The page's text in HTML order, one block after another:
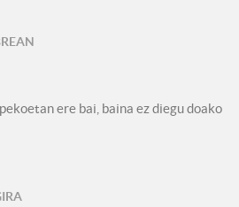
ere bai, baina ez diegu doako